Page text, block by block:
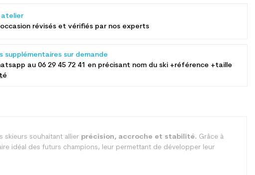
révisés et vérifiés par nos experts
supplémentaires sur demande
au 06 29 45 72 41 en précisant nom du ski +référence +taille
skieurs souhaitant allier précision, accroche et stabilité. Grâce à
idéal des futurs champions, leur permettant de développer leur